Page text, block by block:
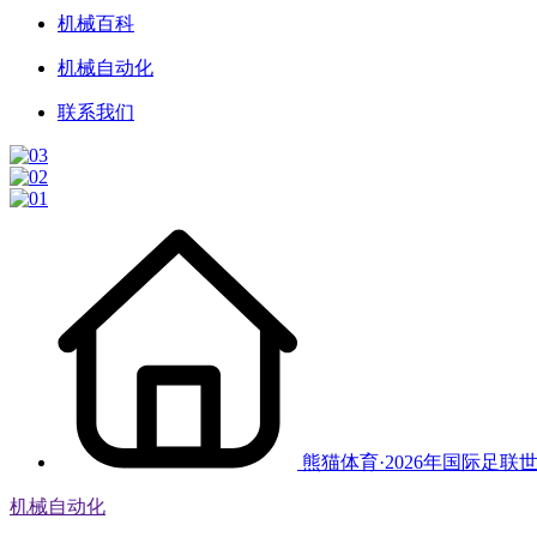
机械百科
机械自动化
联系我们
熊猫体育·2026年国际足联
机械自动化